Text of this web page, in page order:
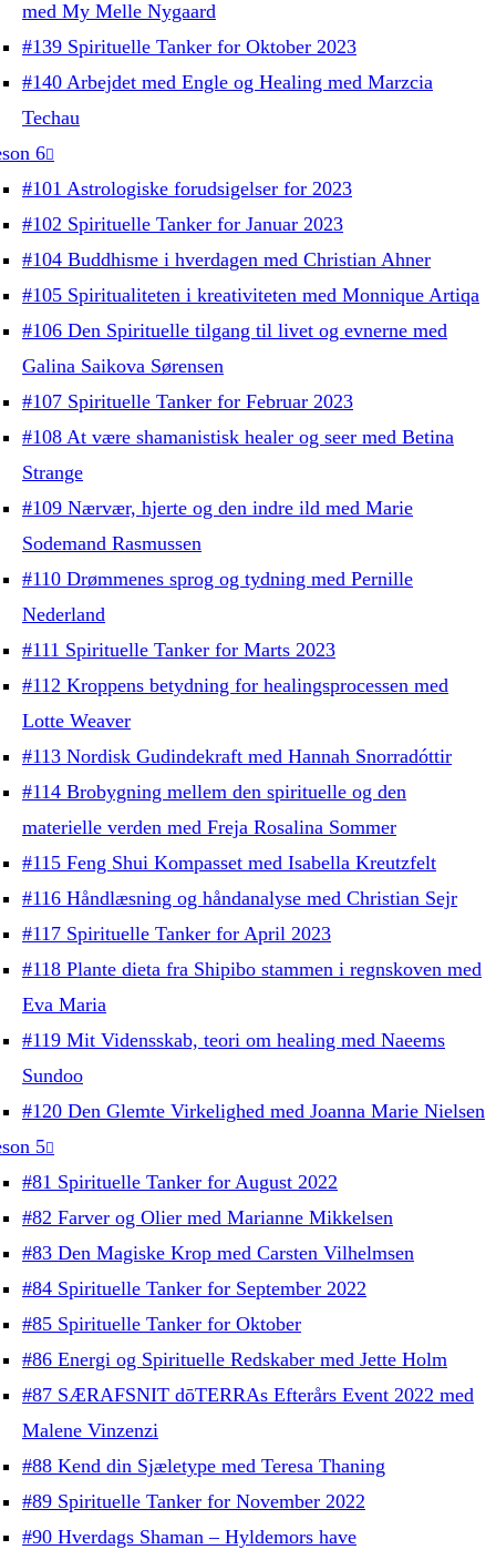
med My Melle Nygaard
#139 Spirituelle Tanker for Oktober 2023
#140 Arbejdet med Engle og Healing med Marzcia
Techau
6
#101 Astrologiske forudsigelser for 2023
#102 Spirituelle Tanker for Januar 2023
#104 Buddhisme i hverdagen med Christian Ahner
#105 Spiritualiteten i kreativiteten med Monnique Artiqa
#106 Den Spirituelle tilgang til livet og evnerne med
Galina Saikova Sørensen
#107 Spirituelle Tanker for Februar 2023
#108 At være shamanistisk healer og seer med Betina
Strange
#109 Nærvær, hjerte og den indre ild med Marie
Sodemand Rasmussen
#110 Drømmenes sprog og tydning med Pernille
Nederland
#111 Spirituelle Tanker for Marts 2023
#112 Kroppens betydning for healingsprocessen med
Lotte Weaver
#113 Nordisk Gudindekraft med Hannah Snorradóttir
#114 Brobygning mellem den spirituelle og den
materielle verden med Freja Rosalina Sommer
#115 Feng Shui Kompasset med Isabella Kreutzfelt
#116 Håndlæsning og håndanalyse med Christian Sejr
#117 Spirituelle Tanker for April 2023
#118 Plante dieta fra Shipibo stammen i regnskoven med
Eva Maria
#119 Mit Vidensskab, teori om healing med Naeems
Sundoo
#120 Den Glemte Virkelighed med Joanna Marie Nielsen
5
#81 Spirituelle Tanker for August 2022
#82 Farver og Olier med Marianne Mikkelsen
#83 Den Magiske Krop med Carsten Vilhelmsen
#84 Spirituelle Tanker for September 2022
#85 Spirituelle Tanker for Oktober
#86 Energi og Spirituelle Redskaber med Jette Holm
#87 SÆRAFSNIT dōTERRAs Efterårs Event 2022 med
Malene Vinzenzi
#88 Kend din Sjæletype med Teresa Thaning
#89 Spirituelle Tanker for November 2022
#90 Hverdags Shaman – Hyldemors have